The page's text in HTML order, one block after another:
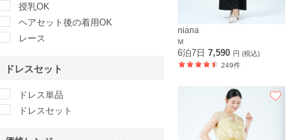
niana
M
6泊7日 7,590 円 (税込)
249件
授乳OK
ヘアセット後の着用OK
レース
ドレスセット
ドレス単品
ドレスセット